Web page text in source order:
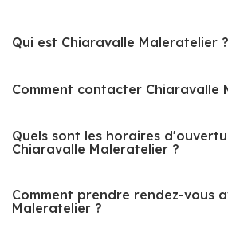
Qui est Chiaravalle Maleratelier ?
Comment contacter Chiaravalle
Quels sont les horaires
Chiaravalle Maleratelier ?
Comment prendre rendez-vous
Maleratelier ?